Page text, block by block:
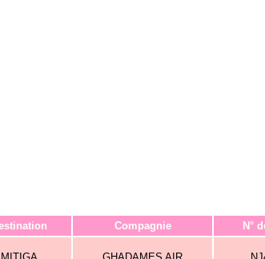
Compagnie N°